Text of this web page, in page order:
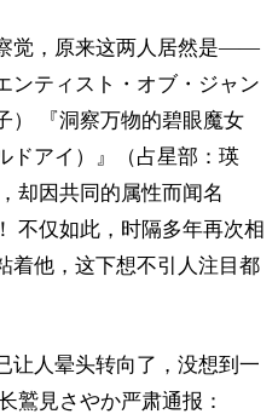
觉，原来这两人居然是——
ンティスト・オブ・ジャン
） 『洞察万物的碧眼魔女
ドアイ）』（占星部：瑛
却因共同的属性而闻名
不仅如此，时隔多年再次相
着他，这下想不引人注目都
让人晕头转向了，没想到一
鷲見さやか严肃通报：